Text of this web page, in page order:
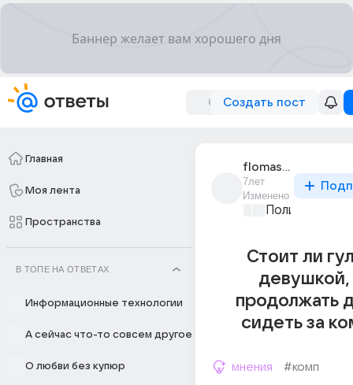
Создать пост
Главная
Моя лента
Пространства
В ТОПЕ НА ОТВЕТАХ
Информационные технологии
А сейчас что-то совсем другое
О любви без купюр
flomaster_darkslou
7лет
Изменено
Стоит ли
девушкой,
продолжать
сидеть за
мнения #комп